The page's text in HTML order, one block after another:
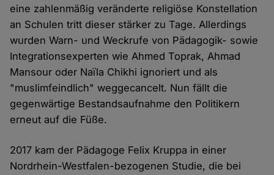
eine zahlenmäßig veränderte religiöse Konstellation
an Schulen tritt dieser stärker zu Tage. Allerdings
wurden Warn- und Weckrufe von Pädagogik- sowie
Integrationsexperten wie Ahmed Toprak, Ahmad
Mansour oder Naïla Chikhi ignoriert und als
"muslimfeindlich" weggecancelt. Nun fällt die
gegenwärtige Bestandsaufnahme den Politikern
erneut auf die Füße.
2017 kam der Pädagoge Felix Kruppa in einer
Nordrhein-Westfalen-bezogenen Studie, die bei